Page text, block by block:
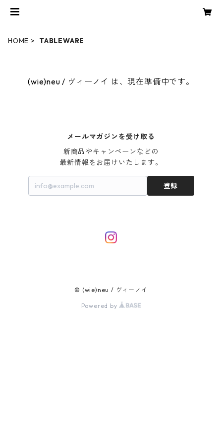
HOME TABLEWARE
(wie)neu / ヴィーノイ は、現在準備中です。
メールマガジンを受け取る
新商品やキャンペーンなどの
最新情報をお届けいたします。
登録
© (wie)neu / ヴィーノイ
Powered by